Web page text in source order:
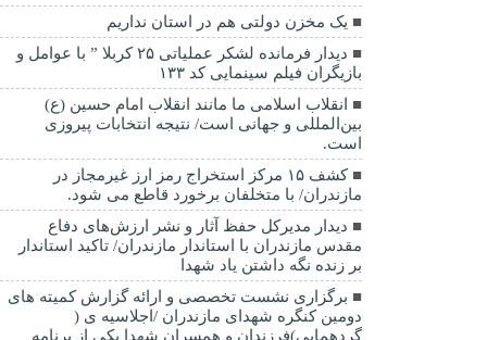
یک مخزن دولتی هم در استان نداریم
دیدار فرمانده لشکر عملیاتی ۲۵ کربلا ” با عوامل و
بازیگران فیلم سینمایی کد ۱۳۳
انقلاب اسلامی ما مانند انقلاب امام حسین (ع)
بین‌المللی و جهانی است/ نتیجه انتخابات پیروزی
است.
کشف ۱۵ مرکز استخراج رمز ارز غیرمجاز در
مازندران/ با متخلفان برخورد قاطع می شود.
دیدار مدیرکل حفظ آثار و نشر ارزش‌های دفاع
مقدس مازندران با استاندار مازندران/ تاکید استاندار
بر زنده نگه داشتن یاد شهدا
برگزاری نشست تخصصی و ارائه گزارش کمیته های
دومین کنگره شهدای مازندران /اجلاسیه ی (
گردهمایی)فرزندان و همسران شهدا یکی از برنامه